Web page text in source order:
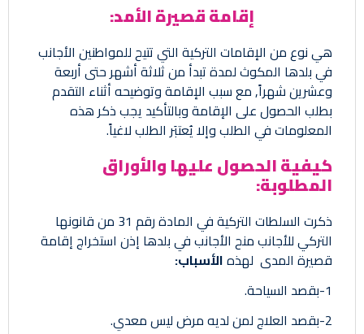
إقامة قصيرة الأمد:
هي نوع من الإقامات التركية التي تتيح للمواطنين الأجانب
في بلدها المكوث لمدة تبدأ من ثلاثة أشهر حتى أربعة
وعشرين شهراً, مع سبب الإقامة وتوضيحه أثناء التقدم
بطلب الحصول على الإقامة وبالتأكيد يجب ذكر هذه
المعلومات في الطلب وإلا يُعتبَر الطلب لاغياً.
كيفية الحصول عليها والأوراق
المطلوبة:
ذكرت السلطات التركية في المادة رقم 31 من قانونها
التركي للأجانب منح الأجانب في بلدها إذن استخراج إقامة
قصيرة المدى لهذهالأسباب:
1-بقصد السياحة.
2-بقصد العلاج لمن لديه مرض ليس معدي.